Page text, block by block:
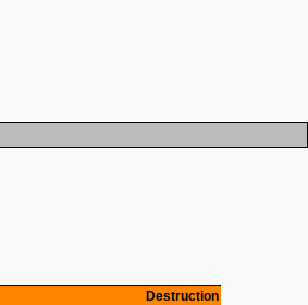
Destruction